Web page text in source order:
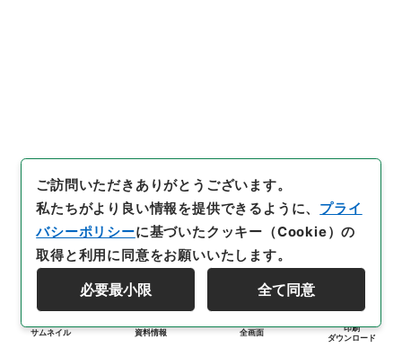
サムネイル 資料情報 全画面
印刷
ダウンロード
ご訪問いただきありがとうございます。
私たちがより良い情報を提供できるように、 プライ
バシーポリシーに基づいたクッキー（Cookie）の
取得と利用に同意をお願いいたします。
必要最小限 全て同意